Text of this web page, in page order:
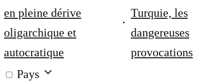
en pleine dérive
oligarchique et
autocratique
Turquie, les
dangereuses
provocations
Pays